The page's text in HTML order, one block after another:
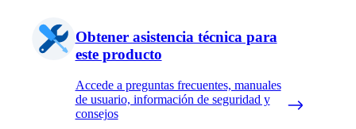
Obtener asistencia técnica para
este producto
Accede a preguntas frecuentes, manuales
de usuario, información de seguridad y
consejos